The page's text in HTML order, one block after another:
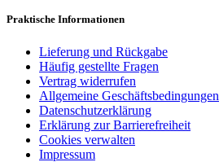
Praktische Informationen
Lieferung und Rückgabe
Häufig gestellte Fragen
Vertrag widerrufen
Allgemeine Geschäftsbedingungen
Datenschutzerklärung
Erklärung zur Barrierefreiheit
Cookies verwalten
Impressum